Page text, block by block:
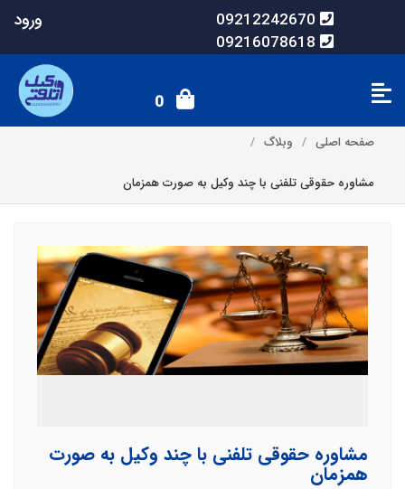
09212242670
09216078618
ورود
0
صفحه اصلی وبلاگ
مشاوره حقوقی تلفنی با چند وکیل به صورت همزمان
مشاوره حقوقی تلفنی با چند وکیل به صورت
همزمان